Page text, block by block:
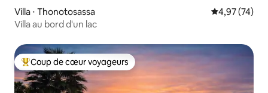
Villa ⋅ Thonotosassa Évaluation
4,97 (74)
Villa au bord d'un lac
Coups de cœur voyageurs les plus appréciés
Coup de cœur voyageurs